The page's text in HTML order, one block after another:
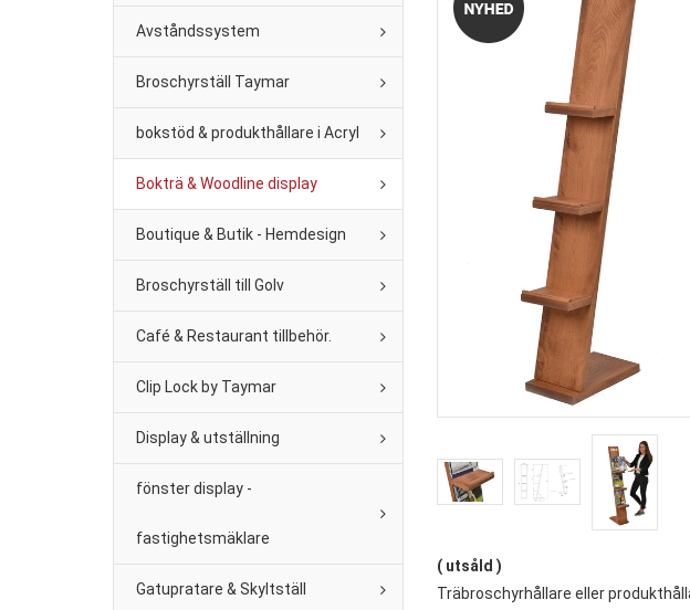
( utsåld )
Träbroschyrhållare eller
Avståndssystem
Broschyrställ Taymar
bokstöd & produkthållare i Acryl
Bokträ & Woodline display
Boutique & Butik - Hemdesign
Broschyrställ till Golv
Café & Restaurant tillbehör.
Clip Lock by Taymar
Display & utställning
fönster display -
fastighetsmäklare
Gatupratare & Skyltställ